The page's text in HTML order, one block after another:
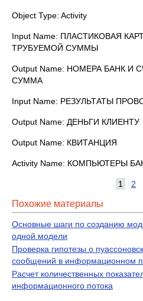
Object Type: Activity
Input Name: ПЛАСТИКОВАЯ
ТРУБУЕМОЙ СУММЫ
Output Name: НОМЕРА БАНК И
СУММА
Input Name: РЕЗУЛЬТАТЫ
Output Name: ДЕНЬГИ КЛИЕНТУ
Output Name: КВИТАНЦИЯ
Activity Name: КОМПЬЮТЕРЫ
1 2
Похожие материалы
Основные шаги по созданию
одной модели
Проверка гипотезы о
сообщений в информационном
Расчет количественных
информационного потока